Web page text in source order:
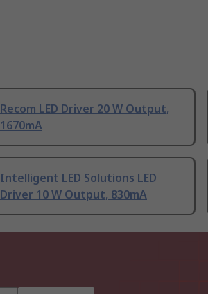
Recom LED Driver 20 W Output,
1670mA
Intelligent LED Solutions LED
Driver 10 W Output, 830mA